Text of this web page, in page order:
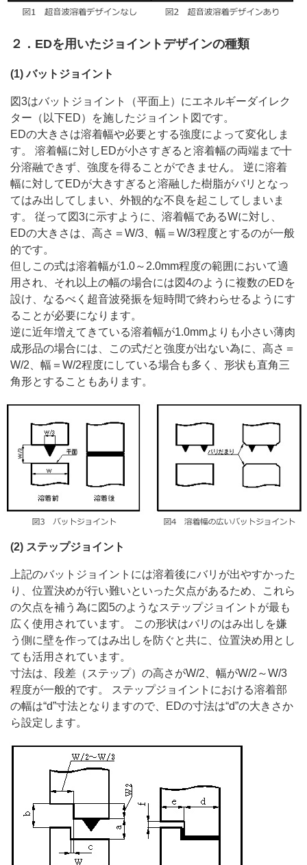
２．EDを用いたジョイントデザインの種類
(1) バットジョイント
図3はバットジョイント（平面上）にエネルギーダイレク
ター（以下ED）を施したジョイント図です。
EDの大きさは溶着幅や必要とする強度によって変化しま
す。 溶着幅に対しEDが小さすぎると溶着幅の両端まで十
分溶融できず、強度を得ることができません。 逆に溶着
幅に対してEDが大きすぎると溶融した樹脂がバリとなっ
てはみ出してしまい、外観的な不良を起こしてしまいま
す。 従って図3に示すように、溶着幅であるWに対し、
EDの大きさは、高さ＝W/3、幅＝W/3程度とするのが一般
的です。
但しこの式は溶着幅が1.0～2.0mm程度の範囲において適
用され、それ以上の幅の場合には図4のように複数のEDを
設け、なるべく超音波発振を短時間で終わらせるようにす
ることが必要になります。
逆に近年増えてきている溶着幅が1.0mmよりも小さい薄肉
成形品の場合には、この式だと強度が出ない為に、高さ＝
W/2、幅＝W/2程度にしている場合も多く、形状も直角三
角形とすることもあります。
(2) ステップジョイント
上記のバットジョイントには溶着後にバリが出やすかった
り、位置決めが行い難いといった欠点があるため、これら
の欠点を補う為に図5のようなステップジョイントが最も
広く使用されています。 この形状はバリのはみ出しを嫌
う側に壁を作ってはみ出しを防ぐと共に、位置決め用とし
ても活用されています。
寸法は、段差（ステップ）の高さがW/2、幅がW/2～W/3
程度が一般的です。 ステップジョイントにおける溶着部
の幅は“d”寸法となりますので、EDの寸法は“d”の大きさか
ら設定します。